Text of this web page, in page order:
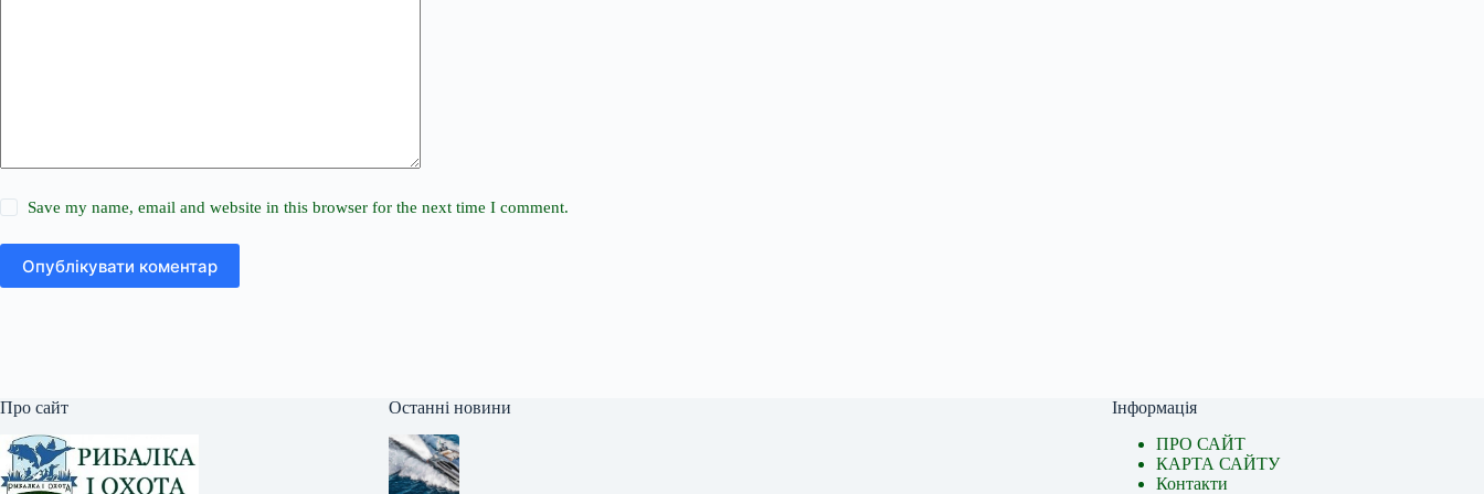
Save my name, email and website in this browser for the next time I comment.
Опублікувати коментар
Про сайт Останні новини
Інформація
ПРО САЙТ
КАРТА САЙТУ
Контакти